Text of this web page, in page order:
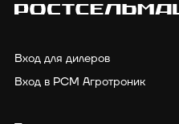
Вход для дилеров
Вход в РСМ Агротроник